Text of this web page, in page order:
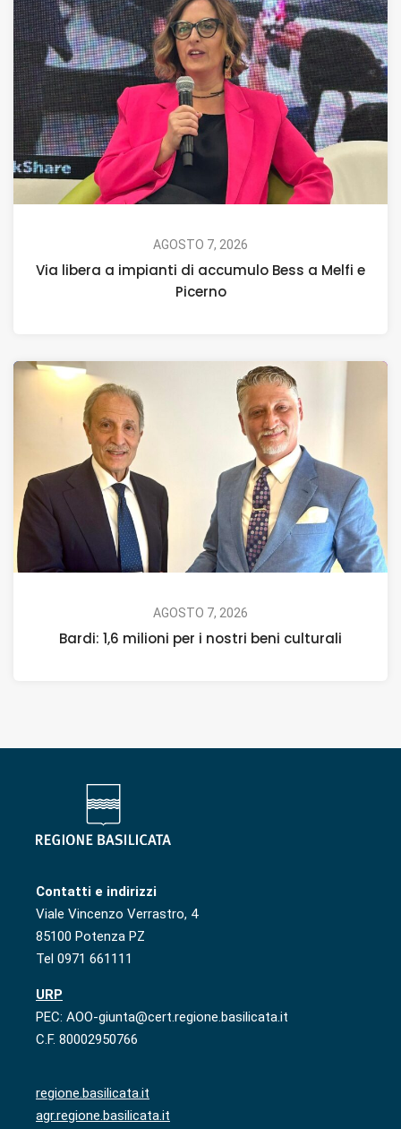
AGOSTO 7, 2026
Via libera a impianti di accumulo Bess a Melfi e
Picerno
AGOSTO 7, 2026
Bardi: 1,6 milioni per i nostri beni culturali
Contatti e indirizzi
Viale Vincenzo Verrastro, 4
85100 Potenza PZ
Tel 0971 661111
URP
PEC: AOO-giunta@cert.regione.basilicata.it
C.F. 80002950766
regione.basilicata.it
agr.regione.basilicata.it